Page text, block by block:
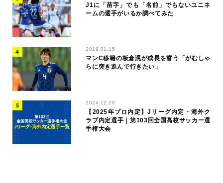
J1に「苗字」でも「名前」でもないユニネ
ームの選手がいるか調べてみた
2019.01.15
マンC移籍の板倉滉が成長を誓う「がむしゃ
らに突き進んで行きたい」
2024.12.28
【2025年プロ内定】Jリーグ内定・海外ク
ラブ内定選手｜第103回全国高校サッカー選
手権大会